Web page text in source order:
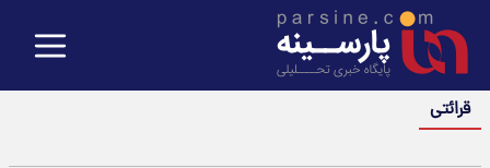
قرائتی